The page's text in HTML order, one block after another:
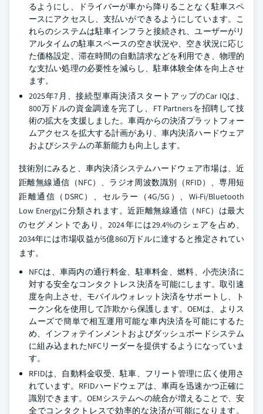
るようにし、ドライバーが車から降りることなく駐車スペ
ースにアクセスし、支払いができるようにしています。こ
れらのシステムは駐車インフラと接続され、ユーザーがリ
アルタイムの駐車スペースの空き状況や、空き状況に応じ
た価格設定、滞在時間の自動請求などを利用でき、物理的
な支払い処理の必要性を減らし、駐車体験全体を向上させ
ます。
2025年7月、接続型車両決済スタートアップのCar IQは、
800万ドルの資金調達を完了し、FT Partnersを招聘して技
術の拡大を支援しました。車両からの決済プラットフォー
ムアクセスを拡大する計画があり、車内決済ハードウェア
およびシステムの革新能力も向上します。
技術別にみると、車内決済システムハードウェア市場は、近
距離無線通信（NFC）、ラジオ周波数識別（RFID）、専用短
距離通信（DSRC）、セルラー（4G/5G）、Wi-Fi/Bluetooth
Low Energyに分類されます。近距離無線通信（NFC）は最大
のセグメントであり、2024年には29.4%のシェアを占め、
2034年には市場収益が5億860万ドルに達すると推定されてい
ます。
NFCは、車両内の通行料金、駐車料金、燃料、小売決済に
対する安全なコンタクトレス決済を可能にします。取引速
度を向上させ、モバイルウォレット決済をサポートし、ト
ークン化を使用して詐欺から保護します。OEMは、よりス
ムーズで簡単で相互運用可能な車内決済を可能にするた
め、インフォテインメントおよびダッシュボードシステム
に組み込まれたNFCリーダーを提供するようになっていま
す。
RFIDは、自動料金収受、駐車、フリート管理に広く使用さ
れています。RFIDハードウェアは、車両を迅速かつ正確に
識別できます。OEMシステムへの統合が増えることで、安
全でコンタクトレスで効率的な決済が可能になります。